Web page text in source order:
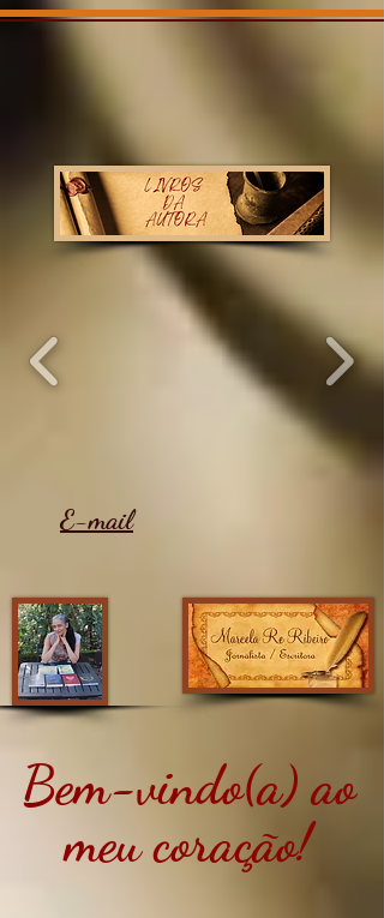
E-mail
Bem-vindo(a) ao
meu coração!